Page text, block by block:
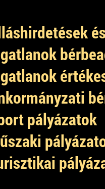
pályázatok